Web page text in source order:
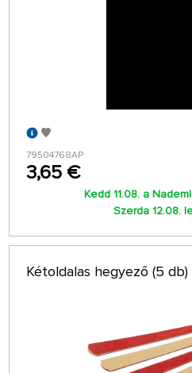
79504768AP
3,65 €
Kedd 11.08. a
Szerda 12.08.
Kétoldalas hegyező (5 db)